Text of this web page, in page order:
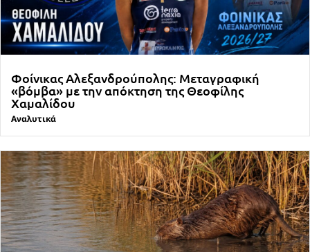
Φοίνικας Αλεξανδρούπολης: Μεταγραφική
«βόμβα» με την απόκτηση της Θεοφίλης
Χαμαλίδου
Αναλυτικά